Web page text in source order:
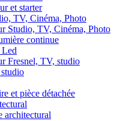
et starter
TV, Cinéma, Photo
Studio, TV, Cinéma, Photo
continue
Led
Fresnel, TV, studio
et pièce détachée
architectural